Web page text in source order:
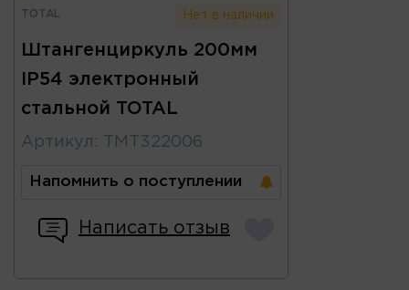
TOTAL Нет в наличии
Штангенциркуль 200мм
IP54 электронный
стальной TOTAL
Артикул : TMT322006
Напомнить о поступлении
Написать отзыв